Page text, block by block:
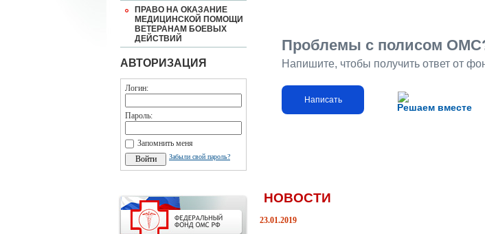
ПРАВО НА ОКАЗАНИЕ
МЕДИЦИНСКОЙ ПОМОЩИ
ВЕТЕРАНАМ БОЕВЫХ
ДЕЙСТВИЙ
АВТОРИЗАЦИЯ
Логин:
Пароль:
Запомнить меня
Забыли свой пароль?
Решаем вместе
Проблемы с полисом
Напишите, чтобы получить ответ от
Написать
НОВОСТИ
23.01.2019